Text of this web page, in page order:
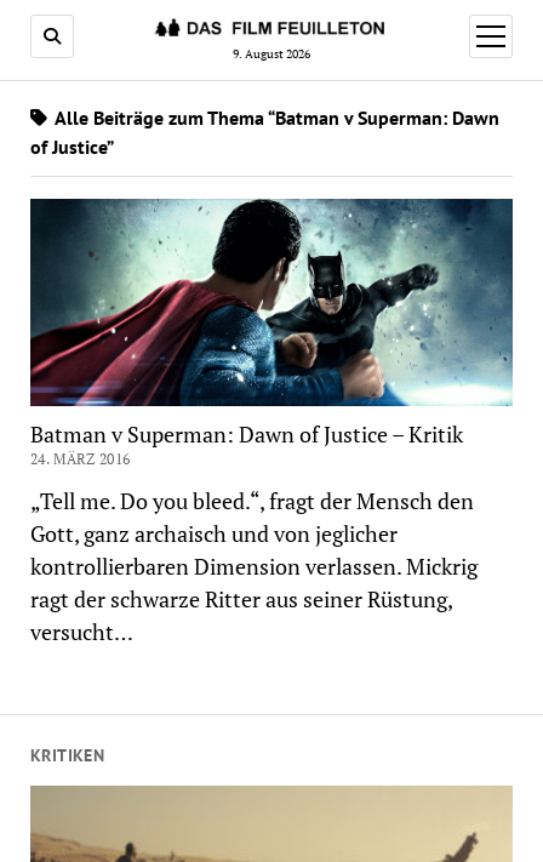
9. August 2026
Menü
öffnen
KRITIKEN
Alle Beiträge zum Thema “Batman v Superman: Dawn
of Justice”
Batman v Superman: Dawn of Justice – Kritik
24. MÄRZ 2016
„Tell me. Do you bleed.“, fragt der Mensch den
Gott, ganz archaisch und von jeglicher
kontrollierbaren Dimension verlassen. Mickrig
ragt der schwarze Ritter aus seiner Rüstung,
versucht…